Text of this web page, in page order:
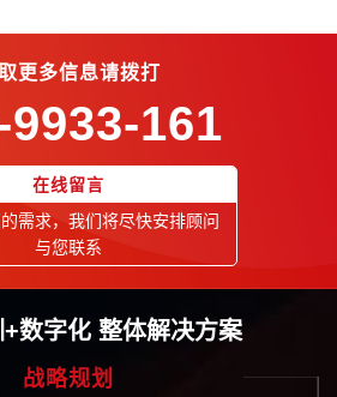
更多信息请拨打
9933-161
在线留言
需求，我们将尽快安排顾问
与您联系
数字化 整体解决方案
战略规划